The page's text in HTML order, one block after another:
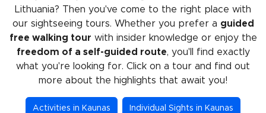
Lithuania? Then you've come to the right place with
our sightseeing tours. Whether you prefer a guided
free walking tour with insider knowledge or enjoy the
freedom of a self-guided route, you'll find exactly
what you're looking for. Click on a tour and find out
more about the highlights that await you!
Activities in Kaunas Individual Sights in Kaunas